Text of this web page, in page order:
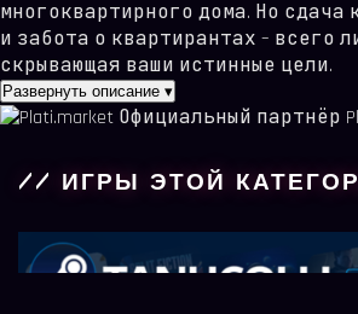
многоквартирного дома. Но сдача
и забота о квартирантах – всего
скрывающая ваши истинные цели.
Развернуть описание ▾
Официальный партнёр
// ИГРЫ ЭТОЙ